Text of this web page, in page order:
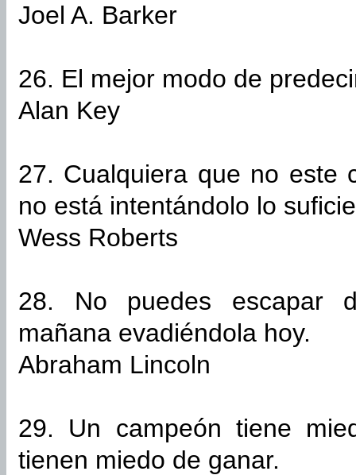
Joel A. Barker
26. El mejor modo de
Alan Key
27. Cualquiera que no este
no está intentándolo lo
Wess Roberts
28. No puedes escapar
mañana evadiéndola hoy.
Abraham Lincoln
29. Un campeón tiene
tienen miedo de ganar.